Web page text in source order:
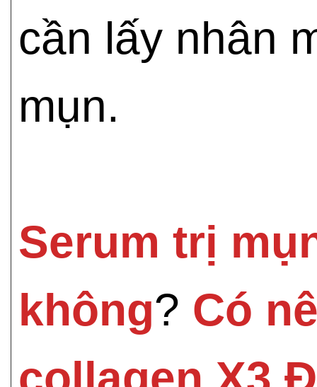
cần lấy nhân
mụn.
Serum trị
không? Có